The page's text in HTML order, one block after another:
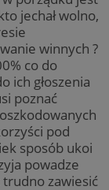
jechał wolno,
winnych ?
co do
ich głoszenia
poznać
pod
sposób ukoi
powadze
trudno zawiesić